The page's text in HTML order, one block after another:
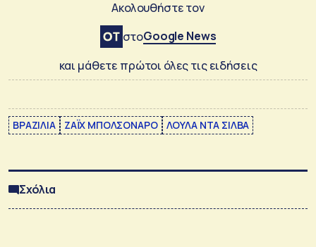
Ακολουθήστε τον
στοGoogle News
και μάθετε πρώτοι όλες τις ειδήσεις
ΒΡΑΖΙΛΙΑ ΖΑΪΧ ΜΠΟΛΣΟΝΑΡΟ ΛΟΥΛΑ ΝΤΑ ΣΙΛΒΑ
Σχόλια